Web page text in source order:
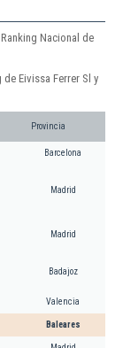
Nacional de
Eivissa Ferrer Sl y
Provincia
Barcelona
Madrid
Madrid
Badajoz
Valencia
Baleares